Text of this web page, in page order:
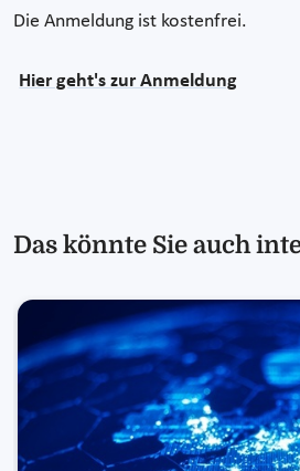
Die Anmeldung ist kostenfrei.
Hier geht's zur Anmeldung
Das könnte Sie auch